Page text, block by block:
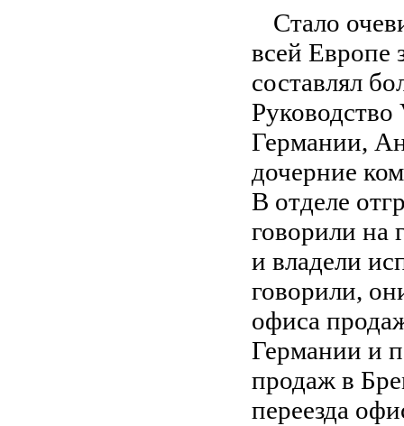
Стало
всей Европе
составлял
Германии,
дочерние
В отделе
говорили на
и владели
говорили,
офиса
Германии и
продаж в
переезда